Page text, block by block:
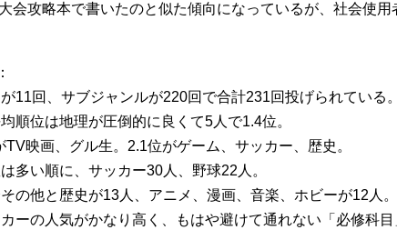
会攻略本で書いたのと似た傾向になっているが、社会使用
11回、サブジャンルが220回で合計231回投げられている。
順位は地理が圧倒的に良くて5人で1.4位。
TV映画、グル生。2.1位がゲーム、サッカー、歴史。
多い順に、サッカー30人、野球22人。
の他と歴史が13人、アニメ、漫画、音楽、ホビーが12人。
ーの人気がかなり高く、もはや避けて通れない「必修科目